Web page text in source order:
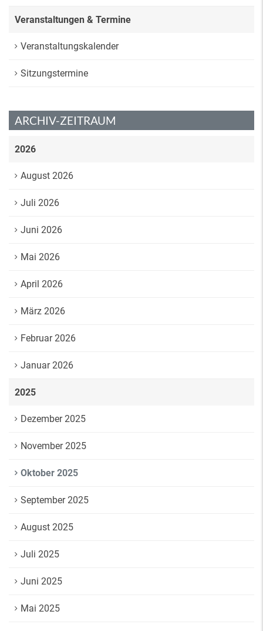
Veranstaltungen & Termine
Veranstaltungskalender
Sitzungstermine
ARCHIV-ZEITRAUM
2026
August 2026
Juli 2026
Juni 2026
Mai 2026
April 2026
März 2026
Februar 2026
Januar 2026
2025
Dezember 2025
November 2025
Oktober 2025
September 2025
August 2025
Juli 2025
Juni 2025
Mai 2025